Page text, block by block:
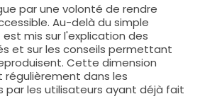
par une volonté de rendre
Au-delà du simple
mis sur l'explication des
et sur les conseils permettant
Cette dimension
dans les
par les utilisateurs ayant déjà fait